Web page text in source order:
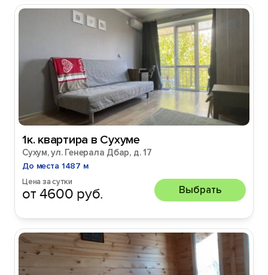
1к. квартира в Сухуме
Сухум, ул. Генерала Дбар, д. 17
До места 1487 м
Цена за сутки
от 4600 руб. Выбрать